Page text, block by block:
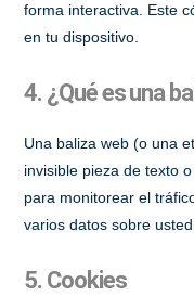
forma interactiva. Este
en tu dispositivo.
4. ¿Qué es una
Una baliza web (o una
invisible pieza de texto
para monitorear el
varios datos sobre
5. Cookies